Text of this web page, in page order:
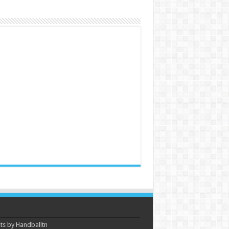
by Handballtn